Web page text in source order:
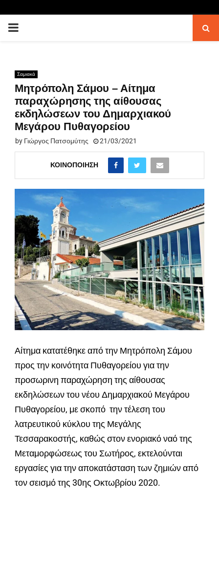
PRIMARY
Σαμιακά
Μητρόπολη Σάμου – Αίτημα
παραχώρησης της αίθουσας
εκδηλώσεων του Δημαρχιακού
Μεγάρου Πυθαγορείου
by Γιώργος Πατσομύτης 21/03/2021
ΚΟΙΝΟΠΟΊΗΣΗ
Αίτημα κατατέθηκε από την Μητρόπολη Σάμου
προς την κοινότητα Πυθαγορείου για την
προσωρινη παραχώρηση της αίθουσας
εκδηλώσεων του νέου Δημαρχιακού Μεγάρου
Πυθαγορείου, με σκοπό την τέλεση του
λατρευτικού κύκλου της Μεγάλης
Τεσσαρακοστής, καθώς στον ενοριακό ναό της
Μεταμορφώσεως του Σωτήρος, εκτελούνται
εργασίες για την αποκατάσταση των ζημιών από
τον σεισμό της 30ης Οκτωβρίου 2020.